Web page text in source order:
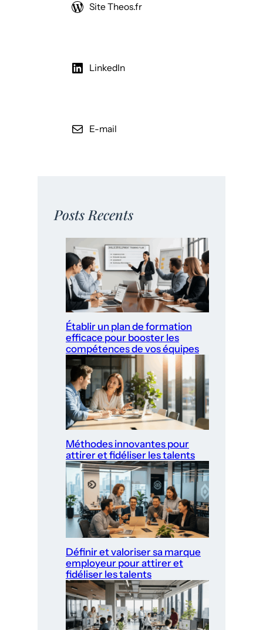
Site Theos.fr
LinkedIn
E-mail
Posts Recents
Établir un plan de formation
efficace pour booster les
compétences de vos équipes
Méthodes innovantes pour
attirer et fidéliser les talents
Définir et valoriser sa marque
employeur pour attirer et
fidéliser les talents